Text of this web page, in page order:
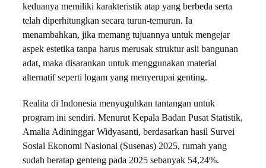
keduanya memiliki karakteristik atap yang berbeda serta
telah diperhitungkan secara turun-temurun. Ia
menambahkan, jika memang tujuannya untuk mengejar
aspek estetika tanpa harus merusak struktur asli bangunan
adat, maka disarankan untuk menggunakan material
alternatif seperti logam yang menyerupai genting.
Realita di Indonesia menyuguhkan tantangan untuk
program ini sendiri. Menurut Kepala Badan Pusat Statistik,
Amalia Adininggar Widyasanti, berdasarkan hasil Survei
Sosial Ekonomi Nasional (Susenas) 2025, rumah yang
sudah beratap genteng pada 2025 sebanyak 54,24%.